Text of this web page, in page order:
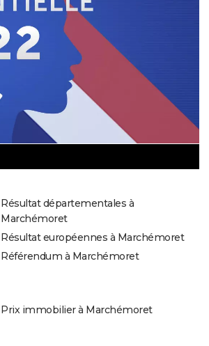
Résultat départementales à
Marchémoret
Résultat européennes à Marchémoret
Référendum à Marchémoret
Prix immobilier à Marchémoret